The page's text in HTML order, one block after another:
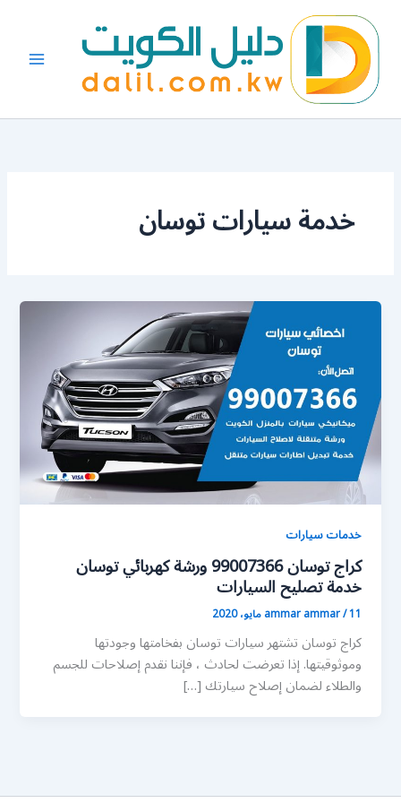
المحتوى
خدمة سيارات توسان
خدمات سيارات
كراج توسان 99007366 ورشة كهربائي توسان
خدمة تصليح السيارات
ammar ammar/11 مايو، 2020
كراج توسان تشتهر سيارات توسان بفخامتها وجودتها
وموثوقيتها. إذا تعرضت لحادث ، فإننا نقدم إصلاحات للجسم
والطلاء لضمان إصلاح سيارتك […]